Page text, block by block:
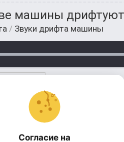
машины
/ Звуки дрифта машины
машина дрифтует
Звуки дрифта машины
Согласие на